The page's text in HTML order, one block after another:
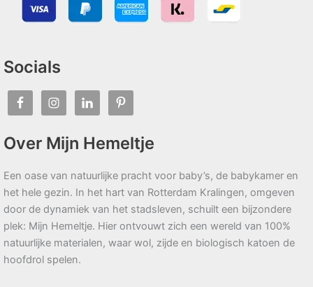
Socials
Over Mijn Hemeltje
Een oase van natuurlijke pracht voor baby’s, de babykamer en
het hele gezin. In het hart van Rotterdam Kralingen, omgeven
door de dynamiek van het stadsleven, schuilt een bijzondere
plek: Mijn Hemeltje. Hier ontvouwt zich een wereld van 100%
natuurlijke materialen, waar wol, zijde en biologisch katoen de
hoofdrol spelen.